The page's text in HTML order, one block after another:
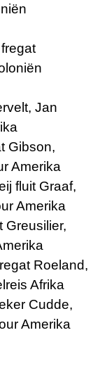
Jan
Gibson,
Amerika
fluit Graaf,
Amerika
Greusilier,
Roeland,
Afrika
Cudde,
Amerika